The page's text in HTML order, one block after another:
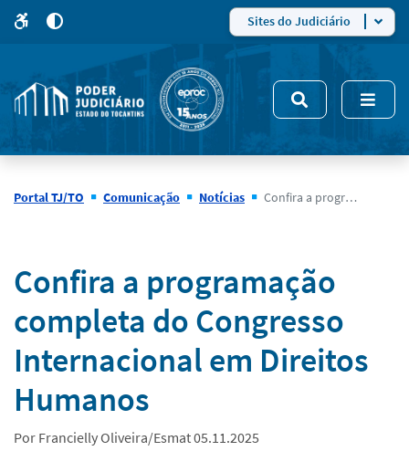
site
5
modo
de
alto
Sites do Judiciário
Portal TJ/TO Comunicação Notícias Confira a programação completa do Congresso Internacional em Direitos Humanos
Notícias
Confira a programação
completa do Congresso
Internacional em Direitos
Humanos
Por Francielly Oliveira/Esmat 05.11.2025